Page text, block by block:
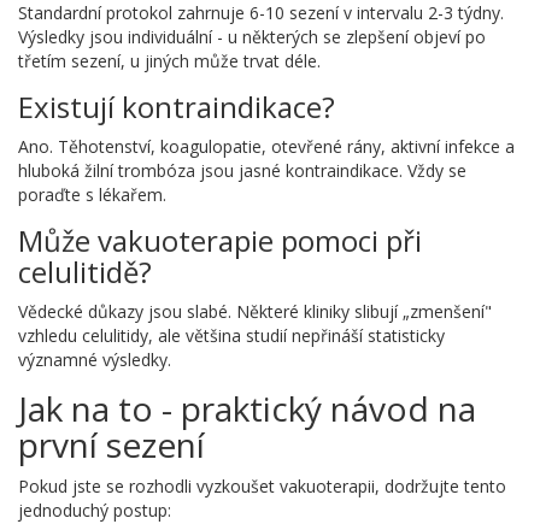
Standardní protokol zahrnuje 6-10 sezení v intervalu 2-3 týdny.
Výsledky jsou individuální - u některých se zlepšení objeví po
třetím sezení, u jiných může trvat déle.
Existují kontraindikace?
Ano. Těhotenství, koagulopatie, otevřené rány, aktivní infekce a
hluboká žilní trombóza jsou jasné kontraindikace. Vždy se
poraďte s lékařem.
Může vakuoterapie pomoci při
celulitidě?
Vědecké důkazy jsou slabé. Některé kliniky slibují „zmenšení"
vzhledu celulitidy, ale většina studií nepřináší statisticky
významné výsledky.
Jak na to - praktický návod na
první sezení
Pokud jste se rozhodli vyzkoušet vakuoterapii, dodržujte tento
jednoduchý postup: